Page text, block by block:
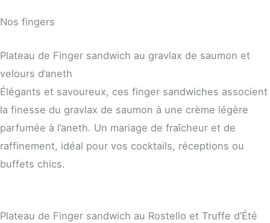
Nos fingers
Plateau de Finger sandwich au gravlax de saumon et
velours d’aneth
Élégants et savoureux, ces finger sandwiches associent
la finesse du gravlax de saumon à une crème légère
parfumée à l’aneth. Un mariage de fraîcheur et de
raffinement, idéal pour vos cocktails, réceptions ou
buffets chics.
Plateau de Finger sandwich au Rostello et Truffe d’Été